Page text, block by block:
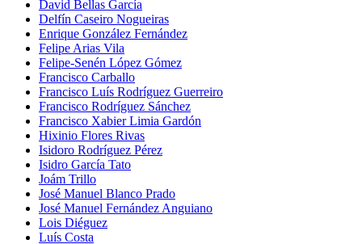
David Bellas García
Delfín Caseiro Nogueiras
Enrique González Fernández
Felipe Arias Vila
Felipe-Senén López Gómez
Francisco Carballo
Francisco Luís Rodríguez Guerreiro
Francisco Rodríguez Sánchez
Francisco Xabier Limia Gardón
Hixinio Flores Rivas
Isidoro Rodríguez Pérez
Isidro García Tato
Joám Trillo
José Manuel Blanco Prado
José Manuel Fernández Anguiano
Lois Diéguez
Luís Costa